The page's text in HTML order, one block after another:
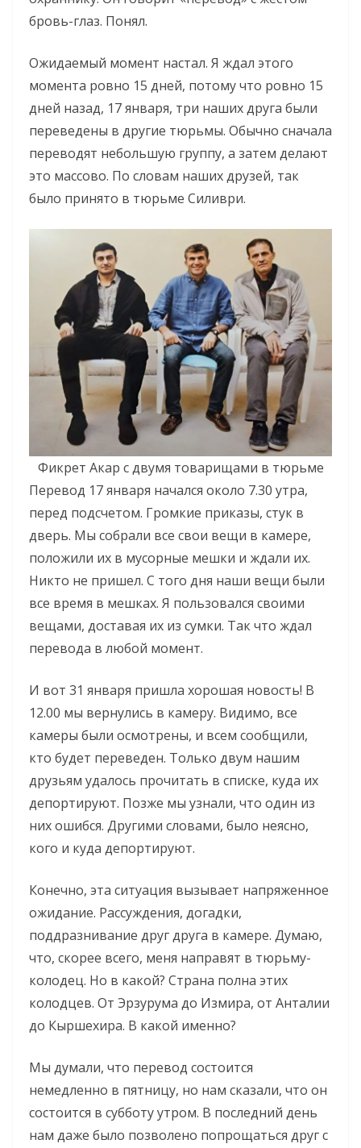
бровь-глаз. Понял.
Ожидаемый момент настал. Я ждал этого
момента ровно 15 дней, потому что ровно 15
дней назад, 17 января, три наших друга были
переведены в другие тюрьмы. Обычно сначала
переводят небольшую группу, а затем делают
это массово. По словам наших друзей, так
было принято в тюрьме Силиври.
Фикрет Акар с двумя товарищами в тюрьме
Перевод 17 января начался около 7.30 утра,
перед подсчетом. Громкие приказы, стук в
дверь. Мы собрали все свои вещи в камере,
положили их в мусорные мешки и ждали их.
Никто не пришел. С того дня наши вещи были
все время в мешках. Я пользовался своими
вещами, доставая их из сумки. Так что ждал
перевода в любой момент.
И вот 31 января пришла хорошая новость! В
12.00 мы вернулись в камеру. Видимо, все
камеры были осмотрены, и всем сообщили,
кто будет переведен. Только двум нашим
друзьям удалось прочитать в списке, куда их
депортируют. Позже мы узнали, что один из
них ошибся. Другими словами, было неясно,
кого и куда депортируют.
Конечно, эта ситуация вызывает напряженное
ожидание. Рассуждения, догадки,
поддразнивание друг друга в камере. Думаю,
что, скорее всего, меня направят в тюрьму-
колодец. Но в какой? Страна полна этих
колодцев. От Эрзурума до Измира, от Анталии
до Кыршехира. В какой именно?
Мы думали, что перевод состоится
немедленно в пятницу, но нам сказали, что он
состоится в субботу утром. В последний день
нам даже было позволено попрощаться друг с